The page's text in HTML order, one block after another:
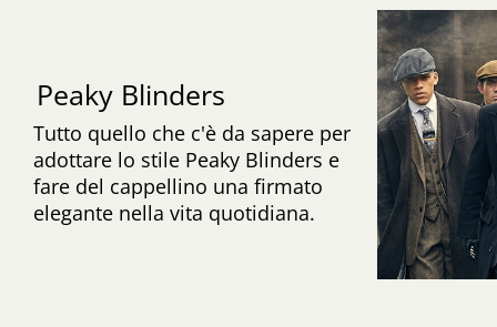
Peaky Blinders
Tutto quello che c'è da sapere per
adottare lo stile Peaky Blinders e
fare del cappellino una firmato
elegante nella vita quotidiana.